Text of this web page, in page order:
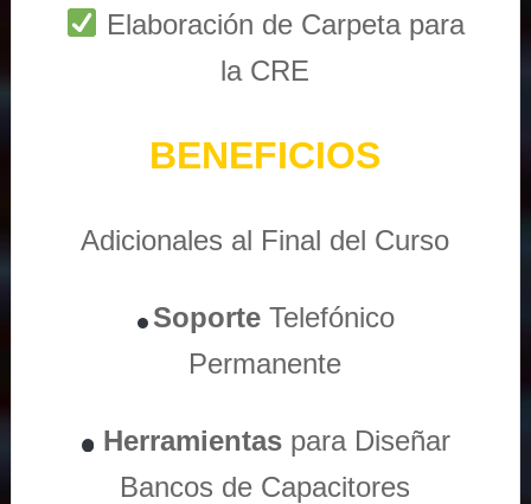
Elaboración de Carpeta para
la CRE
BENEFICIOS
Adicionales al Final del Curso
Soporte Telefónico
Permanente
Herramientas para Diseñar
Bancos de Capacitores